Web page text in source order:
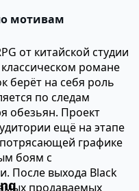
мотивам
от китайской студии
романе
берёт на себя роль
по следам
обезьян. Проект
ещё на этапе
графике
боям с
После выхода Black
продаваемых